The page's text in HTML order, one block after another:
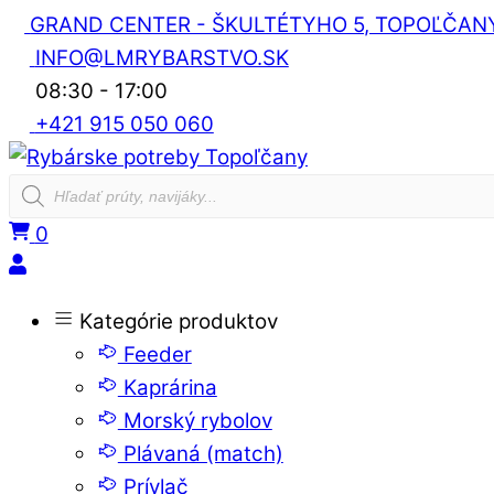
Skip
content
GRAND CENTER - ŠKULTÉTYHO 5,
INFO@LMRYBARSTVO.SK
08:30 - 17:00
+421 915 050 060
Products
search
0
Kategórie produktov
Feeder
Kaprárina
Morský rybolov
Plávaná (match)
Prívlač